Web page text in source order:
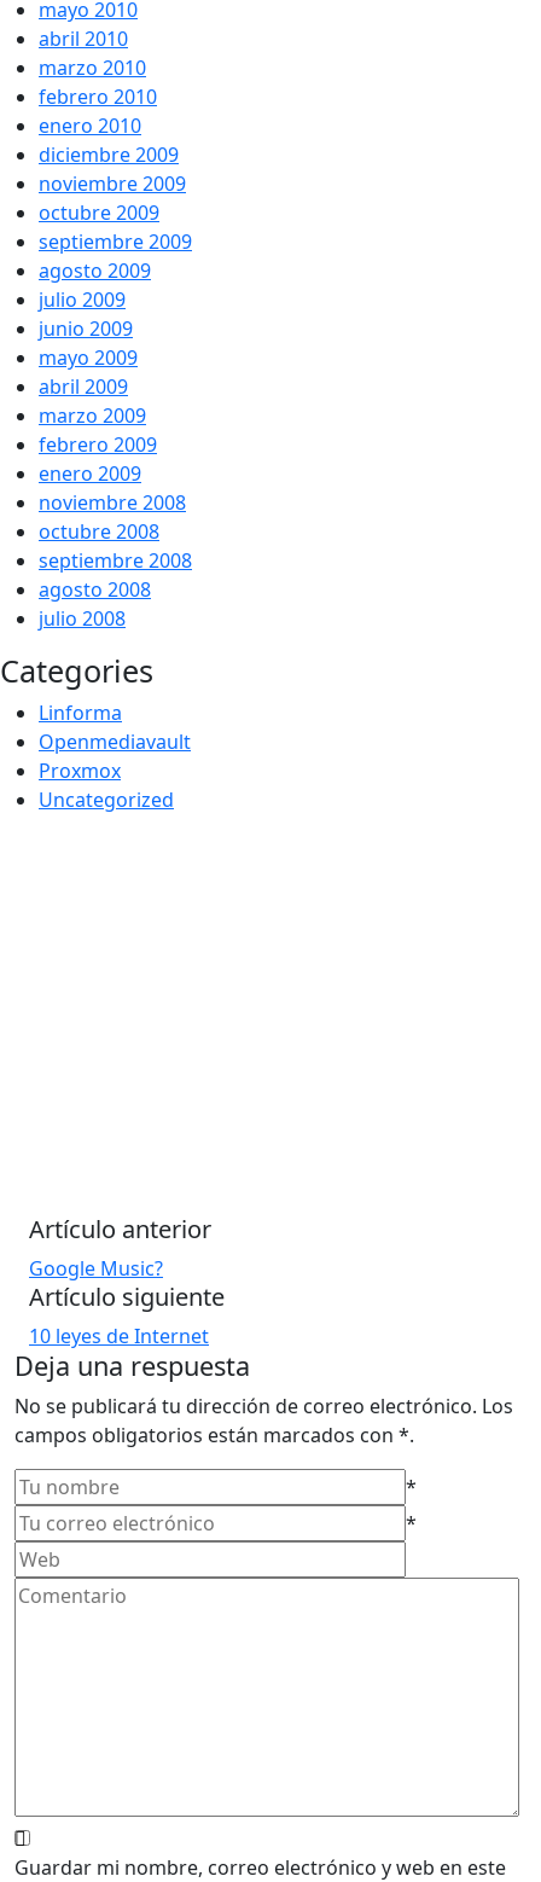
mayo 2010
abril 2010
marzo 2010
febrero 2010
enero 2010
diciembre 2009
noviembre 2009
octubre 2009
septiembre 2009
agosto 2009
julio 2009
junio 2009
mayo 2009
abril 2009
marzo 2009
febrero 2009
enero 2009
noviembre 2008
octubre 2008
septiembre 2008
agosto 2008
julio 2008
Categories
Linforma
Openmediavault
Proxmox
Uncategorized
Mercury, mezclando la música e imágenes del
homenaje realizado a Queen y videos de la actuación de
Queen en el estadio de Wembley!.
Artículo anterior
Google Music?
Artículo siguiente
10 leyes de Internet
Deja una respuesta
No se publicará tu dirección de correo electrónico. Los
campos obligatorios están marcados con *.
*
*
Guardar mi nombre, correo electrónico y web en este